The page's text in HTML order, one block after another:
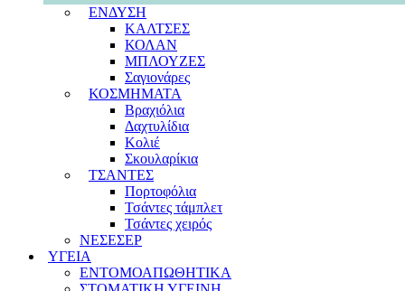
ΕΝΔΥΣΗ
ΚΑΛΤΣΕΣ
ΚΟΛΑΝ
ΜΠΛΟΥΖΕΣ
Σαγιονάρες
ΚΟΣΜΗΜΑΤΑ
Βραχιόλια
Δαχτυλίδια
Κολιέ
Σκουλαρίκια
ΤΣΑΝΤΕΣ
Πορτοφόλια
Τσάντες τάμπλετ
Τσάντες χειρός
ΝΕΣΕΣΕΡ
ΥΓΕΙΑ
ΕΝΤΟΜΟΑΠΩΘΗΤΙΚΑ